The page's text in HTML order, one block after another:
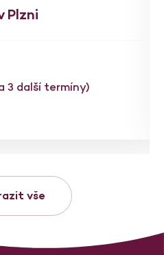
Plzni
3 další termíny)
vše